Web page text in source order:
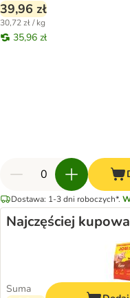
39,96 zł
30,72 zł / kg
35,96 zł
Dostawa: 1-3 dni roboczych*.
Najczęściej
Suma